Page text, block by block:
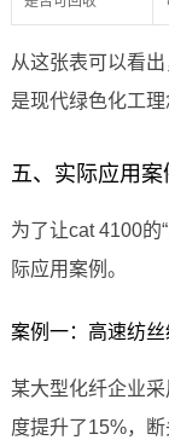
从这张表可以看
是现代绿色化工理
五、实际应用案
为了让cat 4100的
际应用案例。
案例一：高速纺
某大型化纤企业
度提升了15%，